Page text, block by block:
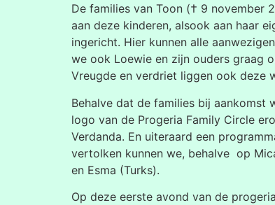
De families van Toon († 9 november
aan deze kinderen, alsook aan haar
ingericht. Hier kunnen alle
we ook Loewie en zijn ouders graag
Vreugde en verdriet liggen ook deze
Behalve dat de families bij aankomst
logo van de Progeria Family Circle
Verdanda. En uiteraard een
vertolken kunnen we, behalve op
en Esma (Turks).
Op deze eerste avond van de